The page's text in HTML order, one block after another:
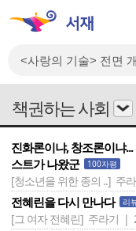
책권하는 사회
진화론이냐, 창조론이냐
스트가 나왔군
100자평
[청소년을 위한 종의 ..] 주
전혜린을 다시 만나다 리
[그 여자 전혜린] 주라기 |